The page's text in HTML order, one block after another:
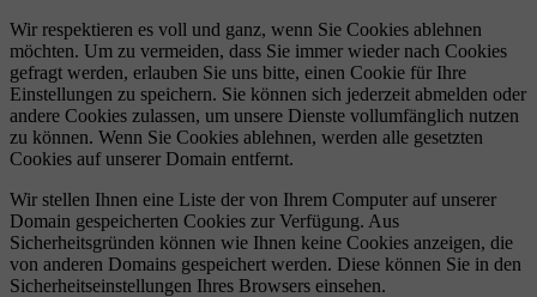
Wir respektieren es voll und ganz, wenn Sie Cookies ablehnen
möchten. Um zu vermeiden, dass Sie immer wieder nach Cookies
gefragt werden, erlauben Sie uns bitte, einen Cookie für Ihre
Einstellungen zu speichern. Sie können sich jederzeit abmelden oder
andere Cookies zulassen, um unsere Dienste vollumfänglich nutzen
zu können. Wenn Sie Cookies ablehnen, werden alle gesetzten
Cookies auf unserer Domain entfernt.
Wir stellen Ihnen eine Liste der von Ihrem Computer auf unserer
Domain gespeicherten Cookies zur Verfügung. Aus
Sicherheitsgründen können wie Ihnen keine Cookies anzeigen, die
von anderen Domains gespeichert werden. Diese können Sie in den
Sicherheitseinstellungen Ihres Browsers einsehen.